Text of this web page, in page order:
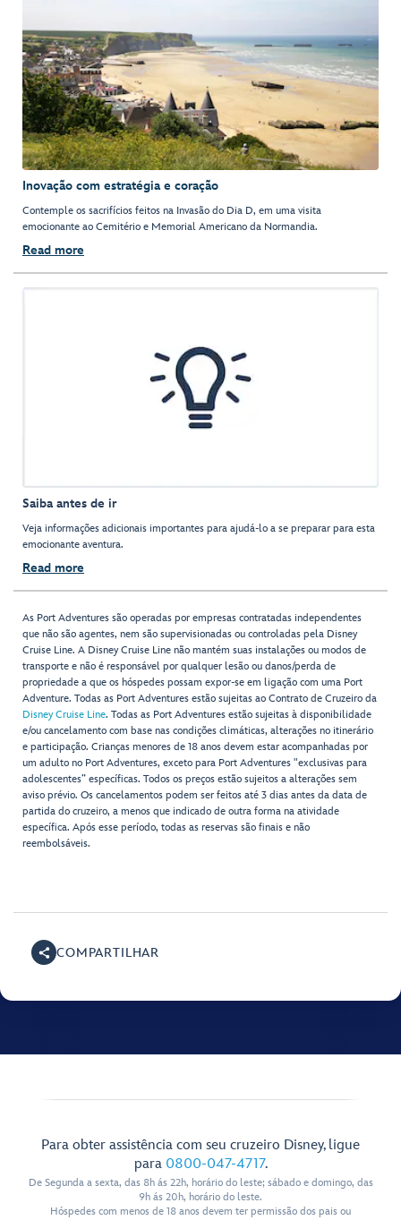
Inovação com estratégia e coração
Contemple os sacrifícios feitos na Invasão do Dia D, em uma visita
emocionante ao Cemitério e Memorial Americano da Normandia.
Read more
Saiba antes de ir
Veja informações adicionais importantes para ajudá-lo a se preparar para esta
emocionante aventura.
Read more
As Port Adventures são operadas por empresas contratadas independentes
que não são agentes, nem são supervisionadas ou controladas pela Disney
Cruise Line. A Disney Cruise Line não mantém suas instalações ou modos de
transporte e não é responsável por qualquer lesão ou danos/perda de
propriedade a que os hóspedes possam expor-se em ligação com uma Port
Adventure. Todas as Port Adventures estão sujeitas ao Contrato de Cruzeiro da
Disney Cruise Line. Todas as Port Adventures estão sujeitas à disponibilidade
e/ou cancelamento com base nas condições climáticas, alterações no itinerário
e participação. Crianças menores de 18 anos devem estar acompanhadas por
um adulto no Port Adventures, exceto para Port Adventures "exclusivas para
adolescentes” específicas. Todos os preços estão sujeitos a alterações sem
aviso prévio. Os cancelamentos podem ser feitos até 3 dias antes da data de
partida do cruzeiro, a menos que indicado de outra forma na atividade
específica. Após esse período, todas as reservas são finais e não
reembolsáveis.
COMPARTILHAR
Para obter assistência com seu cruzeiro Disney, ligue
para 0800-047-4717.
De Segunda a sexta, das 8h ás 22h, horário do leste; sábado e domingo, das
9h ás 20h, horário do leste.
Hóspedes com menos de 18 anos devem ter permissão dos pais ou